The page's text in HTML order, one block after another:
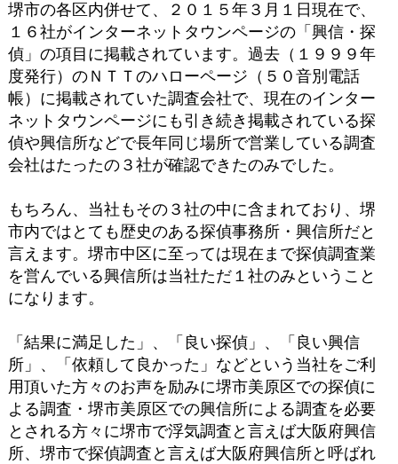
堺市の各区内併せて、２０１５年３月１日現在で、
１６社がインターネットタウンページの「興信・探
偵」の項目に掲載されています。過去（１９９９年
度発行）のＮＴＴのハローページ（５０音別電話
帳）に掲載されていた調査会社で、現在のインター
ネットタウンページにも引き続き掲載されている探
偵や興信所などで長年同じ場所で営業している調査
会社はたったの３社が確認できたのみでした。
もちろん、当社もその３社の中に含まれており、堺
市内ではとても歴史のある探偵事務所・興信所だと
言えます。堺市中区に至っては現在まで探偵調査業
を営んでいる興信所は当社ただ１社のみということ
になります。
「結果に満足した」、「良い探偵」、「良い興信
所」、「依頼して良かった」などという当社をご利
用頂いた方々のお声を励みに堺市美原区での探偵に
よる調査・堺市美原区での興信所による調査を必要
とされる方々に堺市で浮気調査と言えば大阪府興信
所、堺市で探偵調査と言えば大阪府興信所と呼ばれ